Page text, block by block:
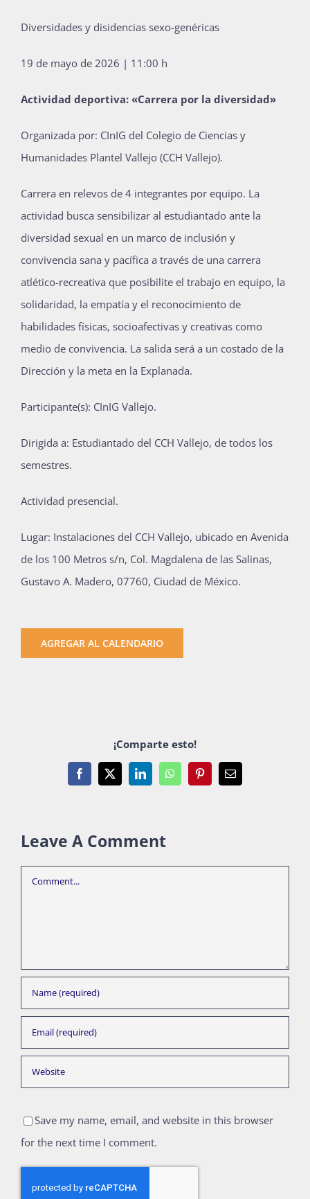
Bienvenida generación 2027-1
Diversidades y disidencias sexo-genéricas
19 de mayo de 2026 | 11:00 h
Actividad deportiva: «Carrera por la diversidad»
Organizada por: CInIG del Colegio de Ciencias y
Humanidades Plantel Vallejo (CCH Vallejo).
Carrera en relevos de 4 integrantes por equipo. La
actividad busca sensibilizar al estudiantado ante la
diversidad sexual en un marco de inclusión y
convivencia sana y pacífica a través de una carrera
atlético-recreativa que posibilite el trabajo en equipo, la
solidaridad, la empatía y el reconocimiento de
habilidades físicas, socioafectivas y creativas como
medio de convivencia. La salida será a un costado de la
Dirección y la meta en la Explanada.
Participante(s): CInIG Vallejo.
Dirigida a: Estudiantado del CCH Vallejo, de todos los
semestres.
Actividad presencial.
Lugar: Instalaciones del CCH Vallejo, ubicado en Avenida
de los 100 Metros s/n, Col. Magdalena de las Salinas,
Gustavo A. Madero, 07760, Ciudad de México.
AGREGAR AL CALENDARIO
¡Comparte esto!
Facebook
X LinkedInWhatsAppPinterestEmail
Leave A Comment
Comment
Save my name, email, and website in this browser
for the next time I comment.